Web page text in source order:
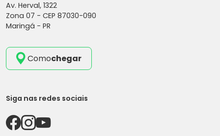
Av. Herval, 1322
Zona 07 - CEP 87030-090
Maringá - PR
Comochegar
Siga nas redes sociais